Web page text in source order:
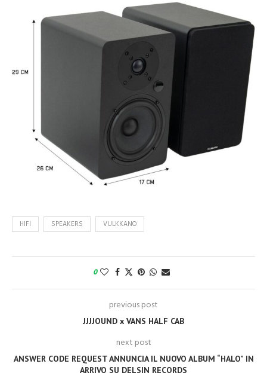
HIFI SPEAKERS VULKKANO
0
previous post
JJJJOUND x VANS HALF CAB
next post
ANSWER CODE REQUEST ANNUNCIA IL NUOVO ALBUM “HALO” IN
ARRIVO SU DELSIN RECORDS